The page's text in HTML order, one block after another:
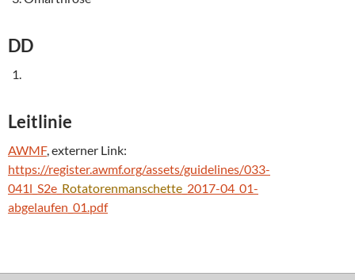
DD
Leitlinie
AWMF, externer Link:
https://register.awmf.org/assets/guidelines/033-
041l_S2e_ Rotatorenmanschette _2017-04_01-
abgelaufen_01.pdf